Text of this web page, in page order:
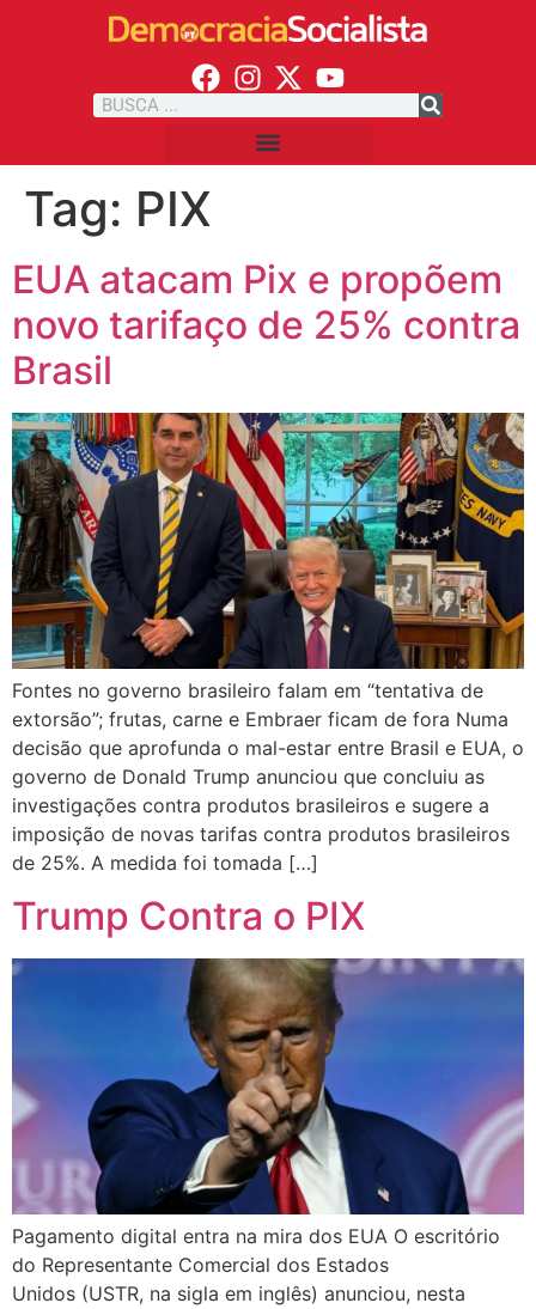
Tag: PIX
EUA atacam Pix e propõem
novo tarifaço de 25% contra
Brasil
Fontes no governo brasileiro falam em “tentativa de
extorsão”; frutas, carne e Embraer ficam de fora Numa
decisão que aprofunda o mal-estar entre Brasil e EUA, o
governo de Donald Trump anunciou que concluiu as
investigações contra produtos brasileiros e sugere a
imposição de novas tarifas contra produtos brasileiros
de 25%. A medida foi tomada […]
Trump Contra o PIX
Pagamento digital entra na mira dos EUA O escritório
do Representante Comercial dos Estados
Unidos (USTR, na sigla em inglês) anunciou, nesta